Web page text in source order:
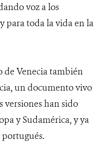
voz a los
para toda la vida en la
Venecia también
un documento vivo
versiones han sido
y Sudamérica, y ya